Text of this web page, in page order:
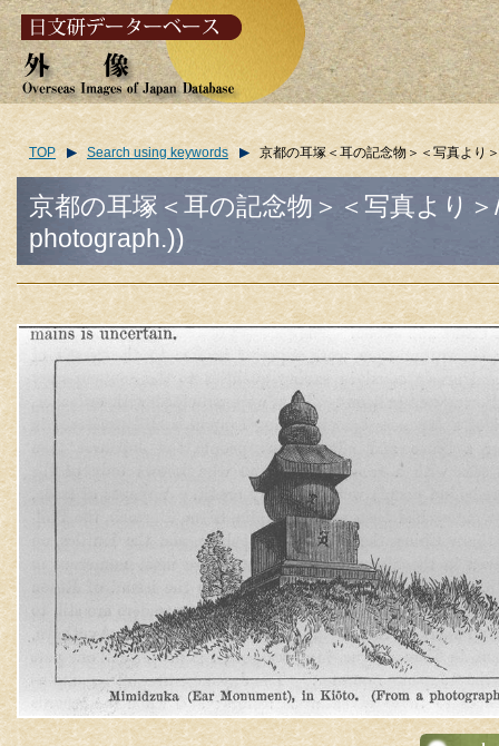
TOP Search using keywords 京都の耳塚＜耳の記念物＞＜写真より
京都の耳塚＜耳の記念物＞＜写真より
photograph.))